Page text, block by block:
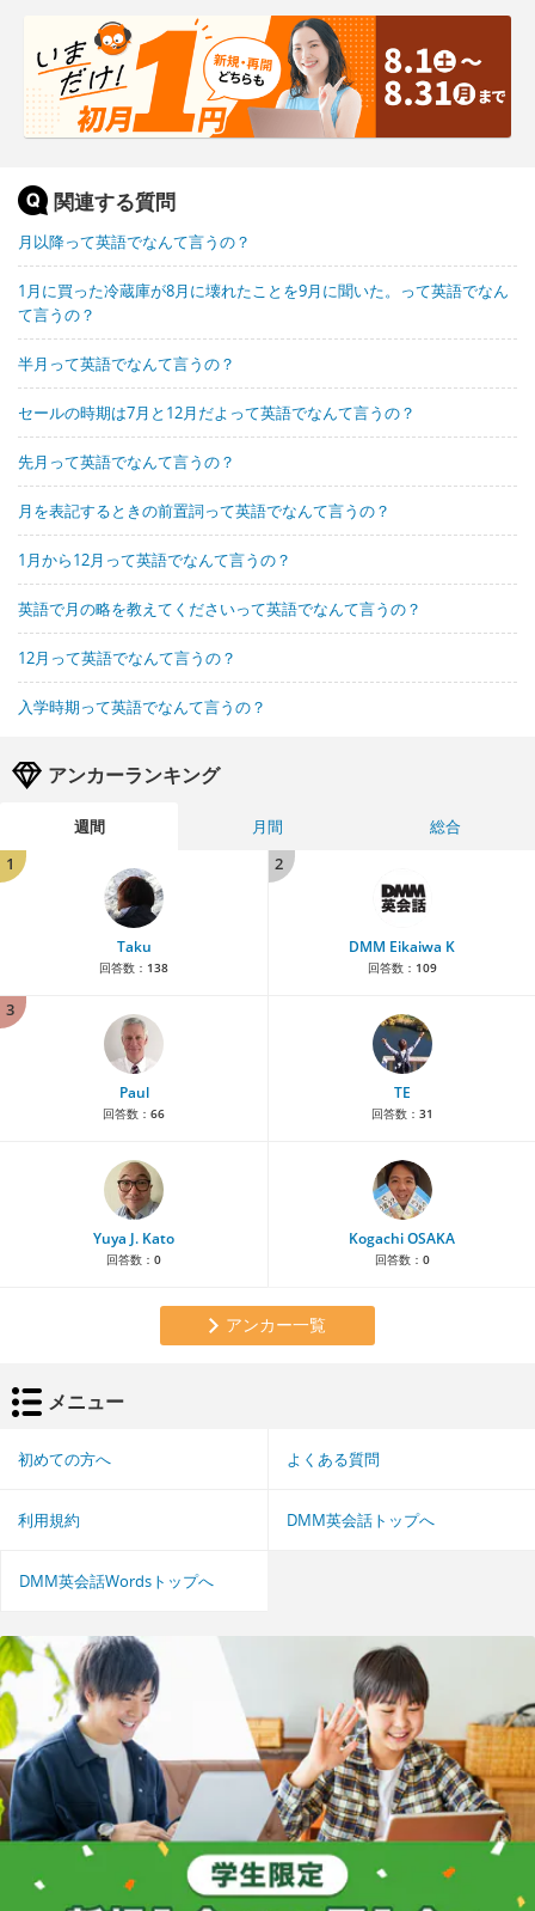
関連する質問
月以降って英語でなんて言うの？
1月に買った冷蔵庫が8月に壊れたことを9月に聞いた。って英語でなん
て言うの？
半月って英語でなんて言うの？
セールの時期は7月と12月だよって英語でなんて言うの？
先月って英語でなんて言うの？
月を表記するときの前置詞って英語でなんて言うの？
1月から12月って英語でなんて言うの？
英語で月の略を教えてくださいって英語でなんて言うの？
12月って英語でなんて言うの？
入学時期って英語でなんて言うの？
アンカーランキング
週間 月間
総合
1
Taku
回答数： 138
2
DMM Eikaiwa K
回答数： 109
3
Paul
回答数： 66
TE
回答数： 31
Yuya J. Kato
回答数： 0
Kogachi OSAKA
回答数： 0
アンカー一覧
メニュー
初めての方へ よくある質問
利用規約 DMM英会話トップへ
DMM英会話Wordsトップへ